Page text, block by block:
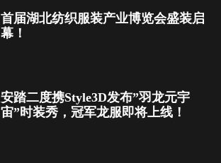
首届湖北纺织服装产业博览会盛装启
幕！
安踏二度携Style3D发布”羽龙元宇
宙”时装秀，冠军龙服即将上线！